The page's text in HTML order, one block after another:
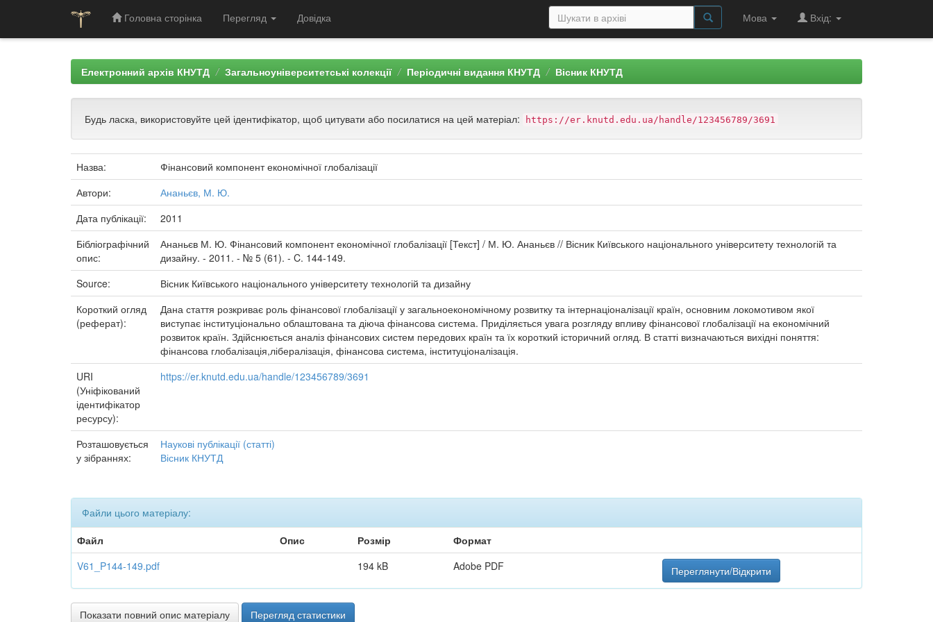
Головна сторінка Перегляд Довідка Мова Вхід:
Електронний архів КНУТД Загальноуніверситетські колекції Періодичні видання КНУТД Вісник КНУТД
Будь ласка, використовуйте цей ідентифікатор, щоб цитувати або посилатися на цей матеріал: https://er.knutd.edu.ua/handle/123456789/3691
Назва:
Фінансовий компонент економічної глобалізації
Автори:
Ананьєв, М. Ю.
Дата публікації:
2011
Бібліографічний
опис:
Ананьєв М. Ю. Фінансовий компонент економічної глобалізації [Текст] / М. Ю. Ананьєв // Вісник Київського національного університету технологій та
дизайну. - 2011. - № 5 (61). - C. 144-149.
Source:
Вісник Київського національного університету технологій та дизайну
Короткий огляд
(реферат):
Дана стаття розкриває роль фінансової глобалізації у загальноекономічному розвитку та інтернаціоналізації країн, основним локомотивом якої
виступає інституціонально облаштована та діюча фінансова система. Приділяється увага розгляду впливу фінансової глобалізації на економічний
розвиток країн. Здійснюється аналіз фінансових систем передових країн та їх короткий історичний огляд. В статті визначаються вихідні поняття:
фінансова глобалізація,лібералізація, фінансова система, інституціоналізація.
URI
(Уніфікований
ідентифікатор
ресурсу):
https://er.knutd.edu.ua/handle/123456789/3691
Розташовується
у зібраннях:
Наукові публікації (статті)
Вісник КНУТД
Файли цього матеріалу:
Файл
Опис Розмір
Формат
V61_P144-149.pdf
194 kB Adobe PDF Переглянути/Відкрити
Показати повний опис матеріалу Перегляд статистики